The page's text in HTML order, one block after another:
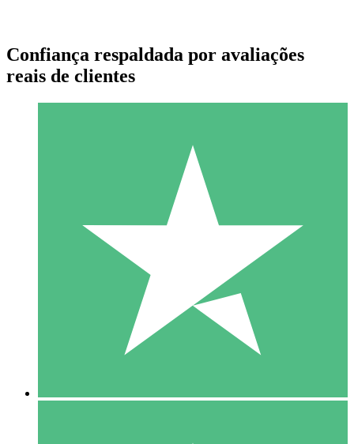
Pacotes de Créditos Individuais
Pague conforme o uso com créditos de download. Sem
1000
Confiança respaldada por avaliações
reais de clientes